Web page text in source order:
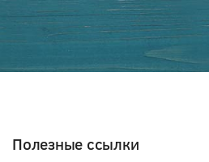
Полезные ссылки